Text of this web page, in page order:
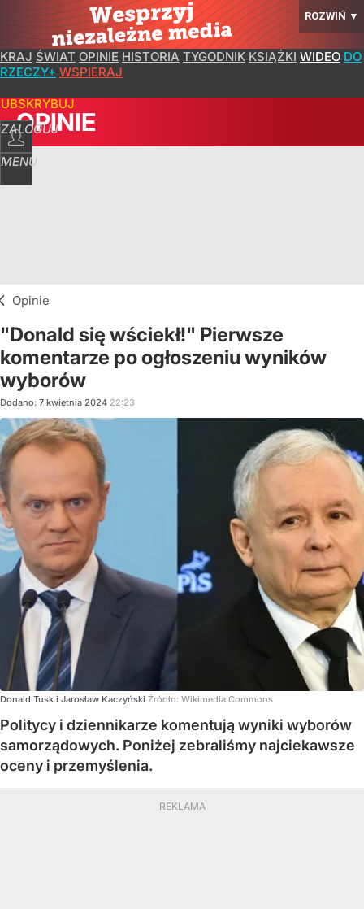
ROZWIŃ ▼
KRAJ ŚWIAT OPINIE HISTORIA TYGODNIK KSIĄŻKI WIDEO DO
RZECZY+ WSPIERAJ
ZALOGUJ
MENU
OPINIE
Opinie
"Donald się wściekł!" Pierwsze
komentarze po ogłoszeniu wyników
wyborów
Dodano: 7 kwietnia 2024 22:23
Donald Tusk i Jarosław Kaczyński Źródło: Wikimedia Commons
Politycy i dziennikarze komentują wyniki wyborów
samorządowych. Poniżej zebraliśmy najciekawsze
oceny i przemyślenia.